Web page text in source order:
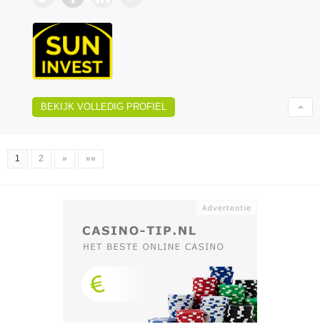
BEKIJK VOLLEDIG PROFIEL
1 2 » »»